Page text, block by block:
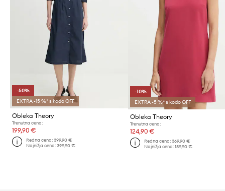
-50%
EXTRA -15 %* s kodo OFF
Obleka Theory
Trenutna cena:
199,90 €
Redna cena:399,90 €
Najnižja cena:399,90 €
-10%
EXTRA -5 %* s kodo OFF
Obleka Theory
Trenutna cena:
124,90 €
Redna cena: 369,90 €
Najnižja cena: 139,90 €